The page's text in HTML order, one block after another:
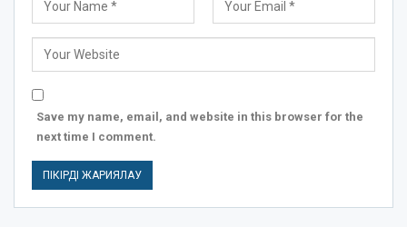
Save my name, email, and website in this browser for the
next time I comment.